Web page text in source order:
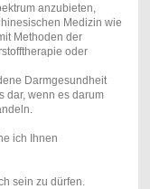
anzubieten,
Medizin wie
Methoden der
oder
Darmgesundheit
dar, wenn es darum
ich Ihnen
sein zu dürfen.